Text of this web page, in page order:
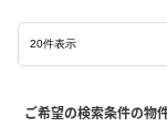
ご希望の検索条件の物